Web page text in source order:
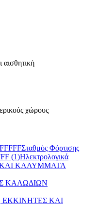
αισθητική
χώρους
Σταθμός Φόρτισης
Ηλεκτρολογικά
ΚΑΛΥΜΜΑΤΑ
ΚΑΛΩΔΙΩΝ
ΚΑΙ